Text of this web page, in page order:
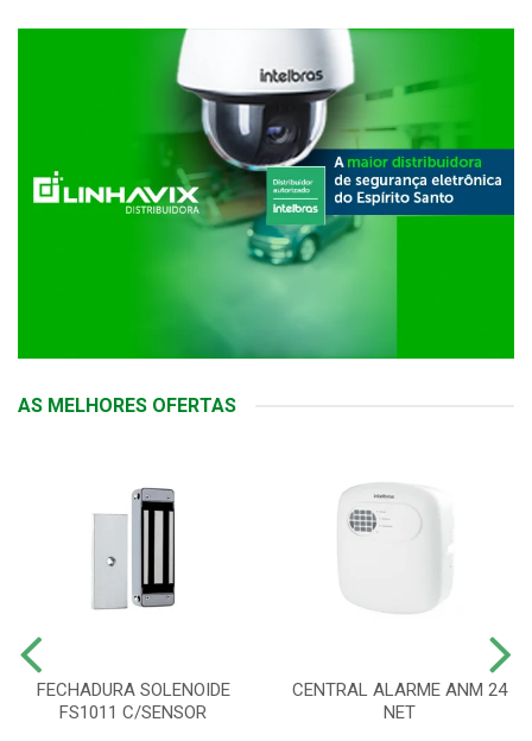
AS MELHORES OFERTAS
FECHADURA SOLENOIDE
FS1011 C/SENSOR
CENTRAL ALARME ANM 24
NET